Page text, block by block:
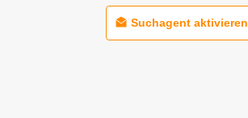
Suchagent aktivieren